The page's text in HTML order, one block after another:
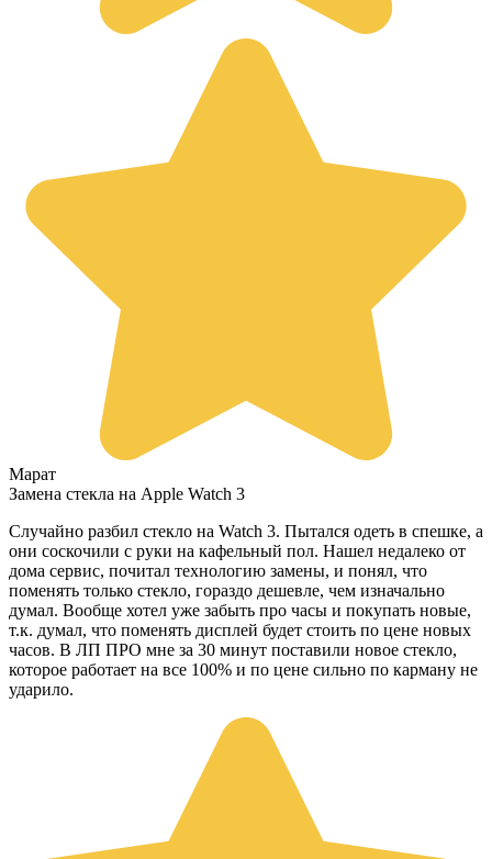
Марат
Замена стекла на Apple Watch 3
Случайно разбил стекло на Watch 3. Пытался одеть в спешке, а
они соскочили с руки на кафельный пол. Нашел недалеко от
дома сервис, почитал технологию замены, и понял, что
поменять только стекло, гораздо дешевле, чем изначально
думал. Вообще хотел уже забыть про часы и покупать новые,
т.к. думал, что поменять дисплей будет стоить по цене новых
часов. В ЛП ПРО мне за 30 минут поставили новое стекло,
которое работает на все 100% и по цене сильно по карману не
ударило.